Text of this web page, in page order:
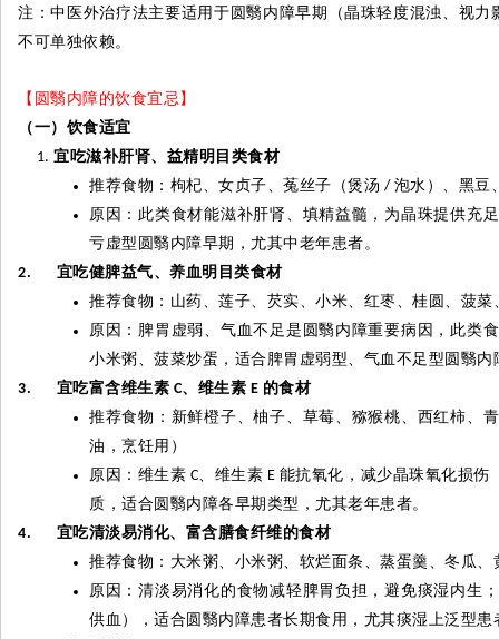
注：中医外治疗法主要适用于圆翳内障早期（晶珠轻度混浊、视
不可单独依赖。
【圆翳内障的饮食宜忌】
（一）饮食适宜
宜吃滋补肝肾、益精明目类食材
推荐食物：枸杞、女贞子、菟丝子（煲汤 / 泡水）、黑豆
原因：此类食材能滋补肝肾、填精益髓，为晶珠提供充
亏虚型圆翳内障早期，尤其中老年患者。
2.
宜吃健脾益气、养血明目类食材
推荐食物：山药、莲子、芡实、小米、红枣、桂圆、菠
原因：脾胃虚弱、气血不足是圆翳内障重要病因，此类
小米粥、菠菜炒蛋，适合脾胃虚弱型、气血不足型圆翳内
3.
宜吃富含维生素 C、维生素 E 的食材
推荐食物：新鲜橙子、柚子、草莓、猕猴桃、西红柿、
油，烹饪用）
原因：维生素 C、维生素 E 能抗氧化，减少晶珠氧化损伤
质，适合圆翳内障各早期类型，尤其老年患者。
4.
宜吃清淡易消化、富含膳食纤维的食材
推荐食物：大米粥、小米粥、软烂面条、蒸蛋羹、冬瓜
原因：清淡易消化的食物减轻脾胃负担，避免痰湿内生
供血），适合圆翳内障患者长期食用，尤其痰湿上泛型患